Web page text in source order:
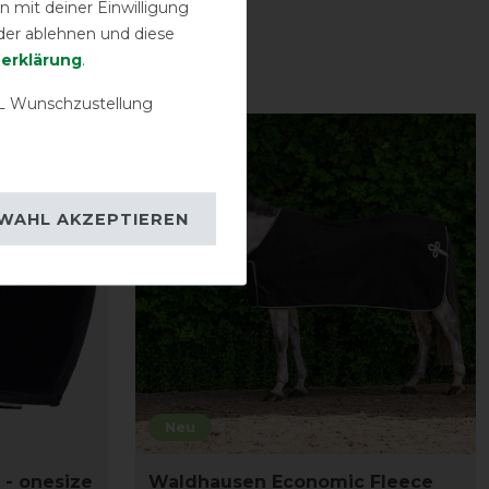
- onesize
Neu
Waldhausen Economic Fleece
mit deiner Einwilligung
ablehnen und diese
.
Wunschzustellung
AKZEPTIEREN